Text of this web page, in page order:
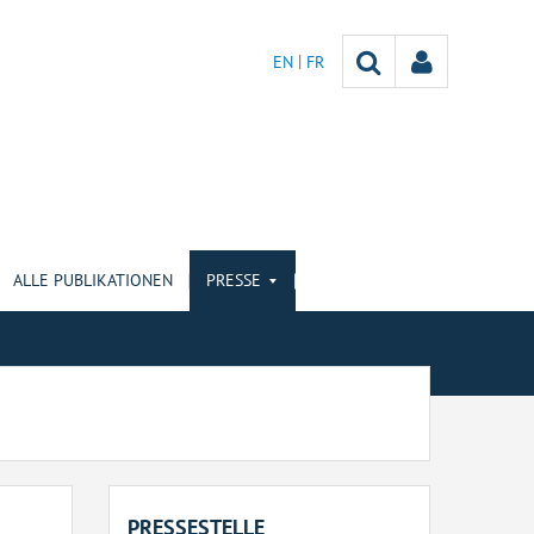
EN FR
ALLE PUBLIKATIONEN PRESSE
PRESSESTELLE